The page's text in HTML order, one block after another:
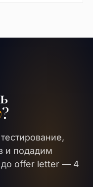
?
и подадим
до offer letter — 4